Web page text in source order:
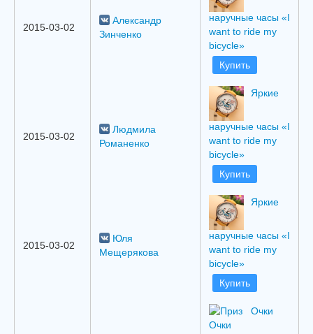
2015-03-02
Александр
Зинченко
наручные часы «I
want to ride my
bicycle»
Купить
2015-03-02
Людмила
Романенко
Яркие
наручные часы «I
want to ride my
bicycle»
Купить
2015-03-02
Юля
Мещерякова
Яркие
наручные часы «I
want to ride my
bicycle»
Купить
Очки